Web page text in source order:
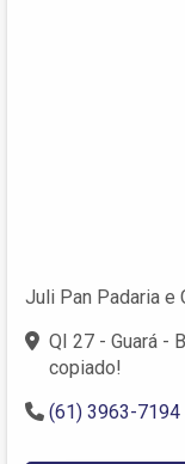
Juli Pan Padaria e
QI 27 - Guará -
copiado!
(61) 3963-7194